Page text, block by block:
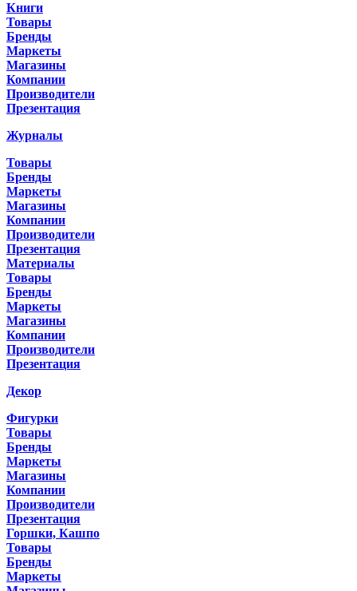
Книги
Товары
Бренды
Маркеты
Магазины
Компании
Производители
Презентация
Журналы
Товары
Бренды
Маркеты
Магазины
Компании
Производители
Презентация
Материалы
Товары
Бренды
Маркеты
Магазины
Компании
Производители
Презентация
Декор
Фигурки
Товары
Бренды
Маркеты
Магазины
Компании
Производители
Презентация
Горшки, Кашпо
Товары
Бренды
Маркеты